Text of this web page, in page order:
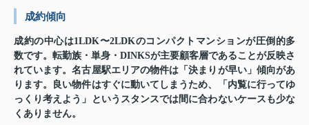
成約傾向
成約の中心は1LDK〜2LDKのコンパクトマンションが圧倒的多
数です。転勤族・単身・DINKSが主要顧客層であることが反映さ
れています。名古屋駅エリアの物件は「決まりが早い」傾向があ
ります。良い物件はすぐに動いてしまうため、「内覧に行ってゆ
っくり考えよう」というスタンスでは間に合わないケースも少な
くありません。